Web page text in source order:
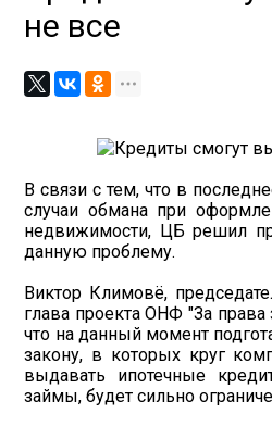
не все
В связи с тем, что в
случаи обмана при
недвижимости, ЦБ решил
данную проблему.
Виктор Климовё,
глава проекта ОНФ "За права
что на данный момент
закону, в которых круг
выдавать ипотечные
займы, будет сильно